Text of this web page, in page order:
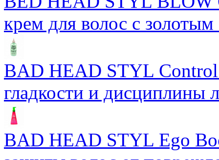
крем для волос с золотым
BAD HEAD STYL Control
гладкости и дисциплины
BAD HEAD STYL Ego